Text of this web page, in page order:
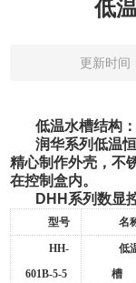
低
更新时间
低温水槽结构：
润华系列低温
精心制作外壳，不
在控制盒内。
DHH 系列数显
型号 名
HH-
601B-5-5
低
槽